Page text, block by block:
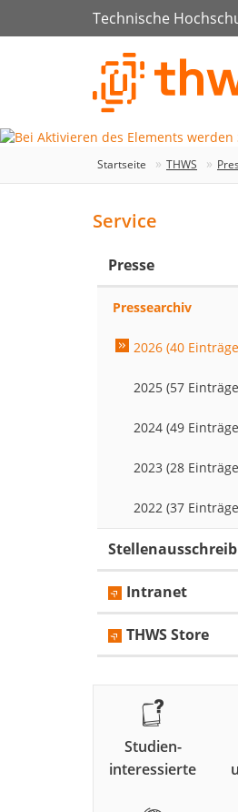
Technische
Startseite THWS
Service
Presse
Pressearchiv
2026 (40
2025 (57
2024 (49
2023 (28
2022 (37
Intranet
THWS Store
Studien-
interessierte